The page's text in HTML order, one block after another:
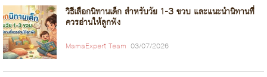
วิธีเลือกนิทานเด็ก สำหรับวัย 1-3 ขวบ และแนะนำนิทานที่
ควรอ่านให้ลูกฟัง
MamaExpert Team 03/07/2026